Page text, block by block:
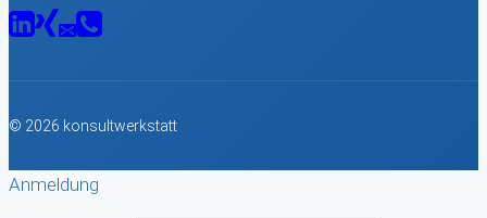
© 2026 konsultwerkstatt
Anmeldung